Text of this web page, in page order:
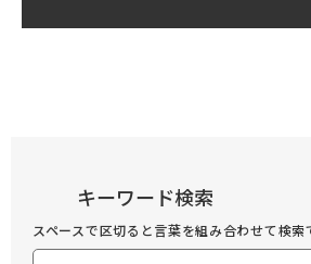
キーワード検索
スペースで区切ると言葉を組み合わせて検索